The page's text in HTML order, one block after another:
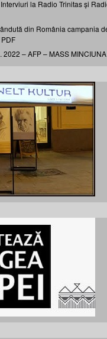
la Radio Trinitas și
din România campania
2022 – AFP – MASS